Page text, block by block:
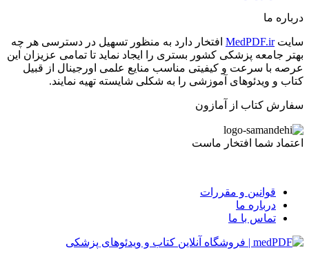
درباره ما
سایتMedPDF.ir افتخار دارد به منظور تسهیل در دسترسی هر چه
بهتر جامعه پزشکی کشور بستری را ایجاد نماید تا تمامی عزیزان این
عرصه با سرعت و کیفیتی مناسب منایع علمی اورجینال از قبیل
کتاب و ویدئوهای آموزشی را به شکلی شایسته تهیه نمایند.
سفارش کتاب از آمازون
اعتماد شما افتخار ماست
قوانین و مقررات
درباره ما
تماس با ما